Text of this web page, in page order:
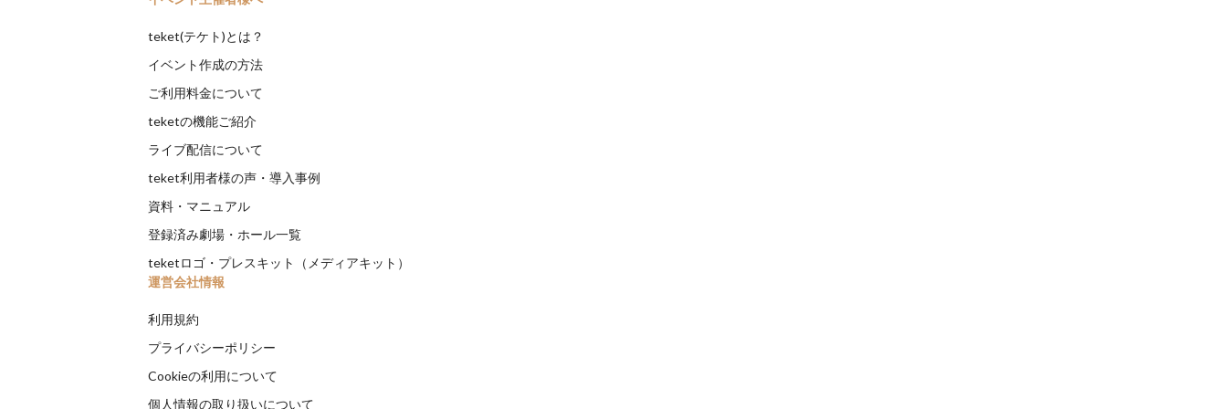
teket(テケト)とは？
イベント作成の方法
ご利用料金について
teketの機能ご紹介
ライブ配信について
teket利用者様の声・導入事例
資料・マニュアル
登録済み劇場・ホール一覧
teketロゴ・プレスキット（メディアキット）
運営会社情報
利用規約
プライバシーポリシー
Cookieの利用について
個人情報の取り扱いについて